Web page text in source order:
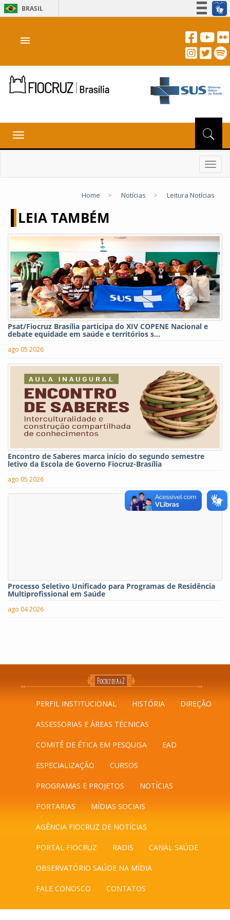
BRASIL
Acesso à informação
Canais
menu
Toggle
navigation
Home > Notícias > Leitura Notícias
LEIA TAMBÉM
Psat/Fiocruz Brasília participa do XIV COPENE Nacional e
debate equidade em saúde e territórios s...
ago 05 2026
Encontro de Saberes marca início do segundo semestre
letivo da Escola de Governo Fiocruz-Brasília
ago 05 2026
Processo Seletivo Unificado para Programas de Residência
Multiprofissional em Saúde
ago 04 2026
PERFIL INSTITUCIONAL HISTÓRIA DIREÇÃO
ASSESSORIAS E ÁREAS TÉCNICAS
COMITÊ DE ÉTICA EM PESQUISA EAD
ESPECIALIZAÇÃO CURSOS
PROGRAMAS E PROJETOS NOTÍCIAS
PORTARIAS MÍDIAS SOCIAIS
AGÊNCIA FIOCRUZ DE NOTÍCIAS
PORTAL FIOCRUZ RADIS CANAL SAÚDE
OBSERVATÓRIO SAÚDE NA MÍDIA
FALE CONOSCO CONTATOS